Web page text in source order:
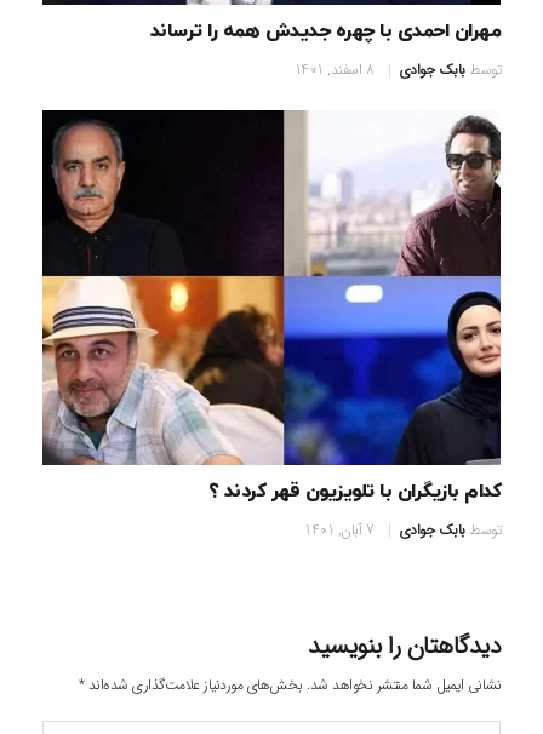
مهران احمدی با چهره جدیدش همه را ترساند
توسطبابک جوادی 8 اسفند, 1401
کدام بازیگران با تلویزیون قهر کردند ؟
توسطبابک جوادی 7 آبان, 1401
دیدگاهتان را بنویسید
نشانی ایمیل شما منتشر نخواهد شد. بخش‌های موردنیاز علامت‌گذاری شده‌اند*